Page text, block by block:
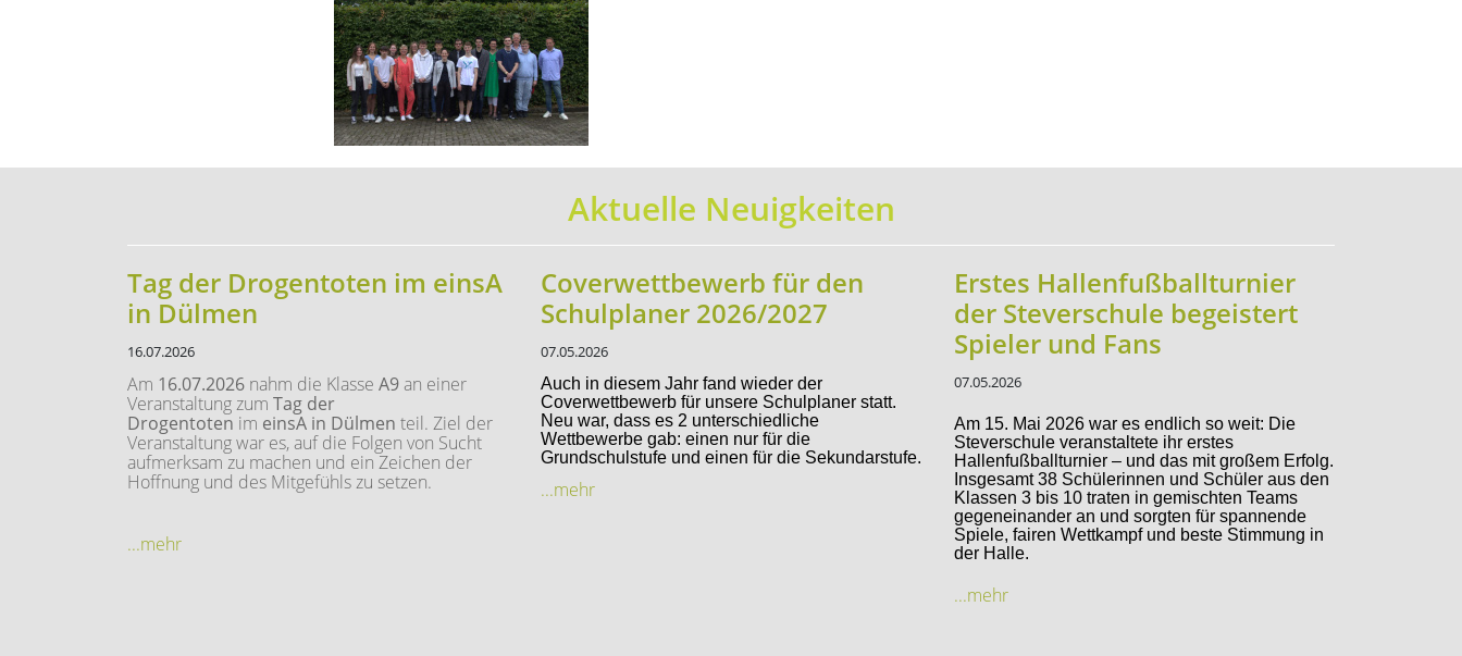
Aktuelle Neuigkeiten
Tag der Drogentoten im einsA
in Dülmen
16.07.2026
Am 16.07.2026 nahm die Klasse A9an einer
Veranstaltung zum Tag der
Drogentoten im einsA in Dülmen teil. Ziel der
Veranstaltung war es, auf die Folgen von Sucht
aufmerksam zu machen und ein Zeichen der
Hoffnung und des Mitgefühls zu setzen.
...mehr
Coverwettbewerb für den
Schulplaner 2026/2027
07.05.2026
Auch in diesem Jahr fand wieder der
Coverwettbewerb für unsere Schulplaner statt.
Neu war, dass es 2 unterschiedliche
Wettbewerbe gab: einen nur für die
Grundschulstufe und einen für die Sekundarstufe.
...mehr
Erstes Hallenfußballturnier
der Steverschule begeistert
Spieler und Fans
07.05.2026
Am 15. Mai 2026 war es endlich so weit: Die
Steverschule veranstaltete ihr erstes
Hallenfußballturnier – und das mit großem Erfolg.
Insgesamt 38 Schülerinnen und Schüler aus den
Klassen 3 bis 10 traten in gemischten Teams
gegeneinander an und sorgten für spannende
Spiele, fairen Wettkampf und beste Stimmung in
der Halle.
...mehr